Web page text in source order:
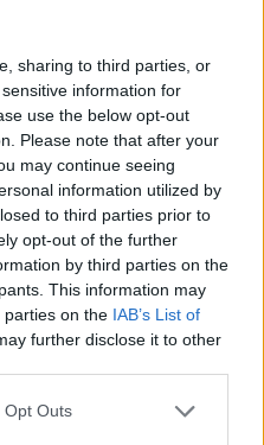
sharing to third parties, or
information for
use the below opt-out
Please note that after your
may continue seeing
information utilized by
to third parties prior to
opt-out of the further
by third parties on the
This information may
parties on the IAB’s List of
further disclose it to other
Opt Outs
változás jön a
erre kell készülni
tájékoztatót tart
várhatóan az eheti
alakulása